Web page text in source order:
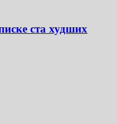
ста худших